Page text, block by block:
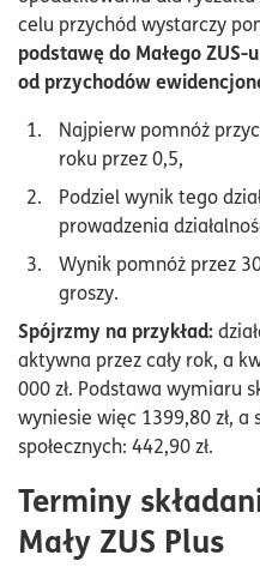
celu przychód wystarczy
podstawę do Małego
od przychodów
Najpierw pomnóż
roku przez 0,5,
Podziel wynik tego
prowadzenia
Wynik pomnóż przez
groszy.
Spójrzmy na przykład:
aktywna przez cały rok, a
000 zł. Podstawa wymiaru
wyniesie więc 1399,80 zł, a
społecznych: 442,90 zł.
Terminy
Mały ZUS Plus